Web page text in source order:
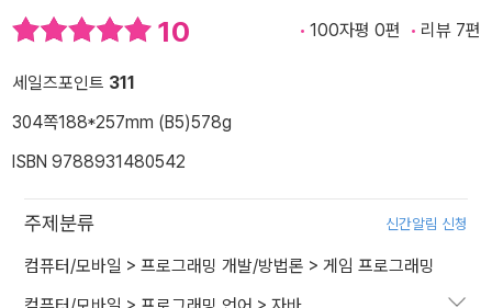
10 100자평 0편 리뷰 7편
세일즈포인트 311
304쪽188*257mm (B5)578g
ISBN 9788931480542
주제분류 신간알림 신청
컴퓨터/모바일 > 프로그래밍 개발/방법론 > 게임 프로그래밍